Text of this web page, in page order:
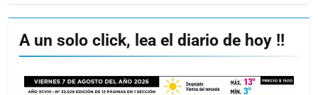
A un solo click, lea el diario de hoy !!